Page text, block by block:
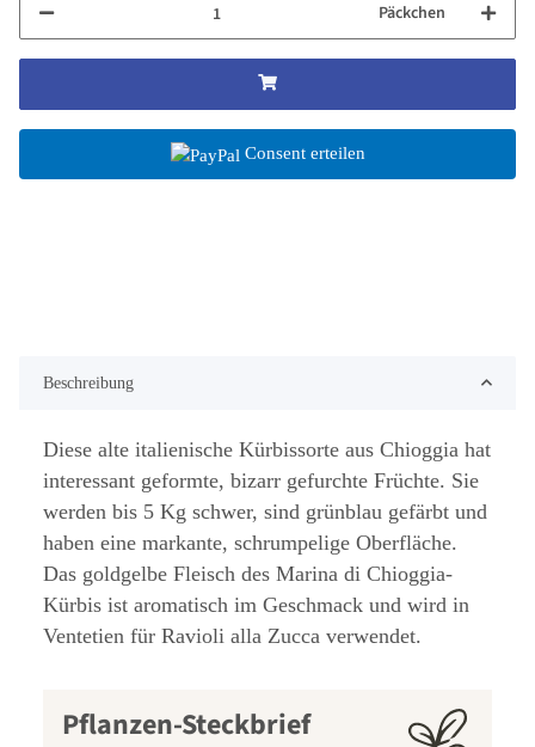
Päckchen
Consent erteilen
Beschreibung
Diese alte italienische Kürbissorte aus Chioggia hat
interessant geformte, bizarr gefurchte Früchte. Sie
werden bis 5 Kg schwer, sind grünblau gefärbt und
haben eine markante, schrumpelige Oberfläche.
Das goldgelbe Fleisch des Marina di Chioggia-
Kürbis ist aromatisch im Geschmack und wird in
Ventetien für Ravioli alla Zucca verwendet.
Pflanzen-Steckbrief